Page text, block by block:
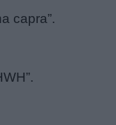
capra”.